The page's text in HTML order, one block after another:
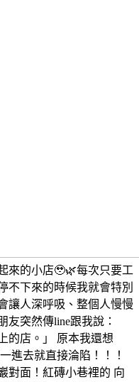
來的小店🥹🌿每次只要工
不下來的時候我就會特別
讓人深呼吸、整個人慢慢
友突然傳line跟我說：
的店。」 原本我還想
進去就直接淪陷！！！
對面！紅磚小巷裡的 向